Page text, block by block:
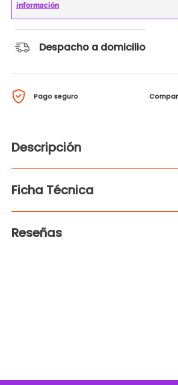
Despacho a domicilio
Pago seguro
Descripción
Ficha Técnica
Reseñas